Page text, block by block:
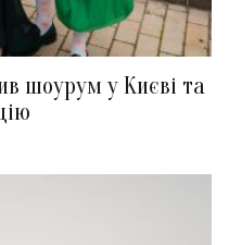
шоурум у Києві та